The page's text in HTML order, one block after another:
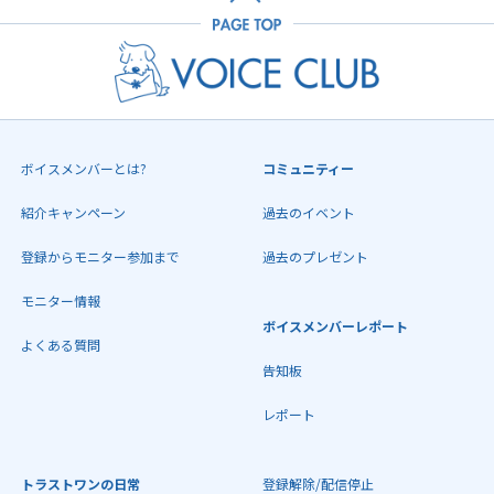
ボイスメンバーとは?
紹介キャンペーン
登録からモニター参加まで
モニター情報
よくある質問
コミュニティー
過去のイベント
過去のプレゼント
ボイスメンバーレポート
告知板
レポート
トラストワンの日常 登録解除/配信停止